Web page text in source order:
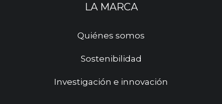
LA MARCA
Quiénes somos
Sostenibilidad
Investigación e innovación